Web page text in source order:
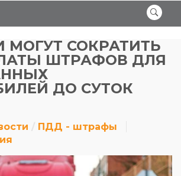
МОГУТ СОКРАТИТЬ
ШТРАФОВ ДЛЯ
ДО СУТОК
ПДД - штрафы